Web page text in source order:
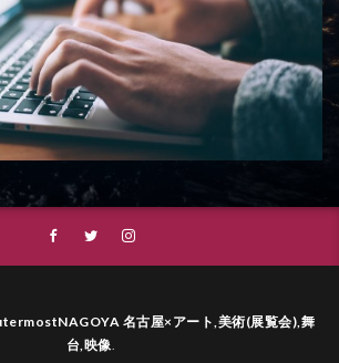
名古屋×アート,美術(展覧会),舞
台,映像.